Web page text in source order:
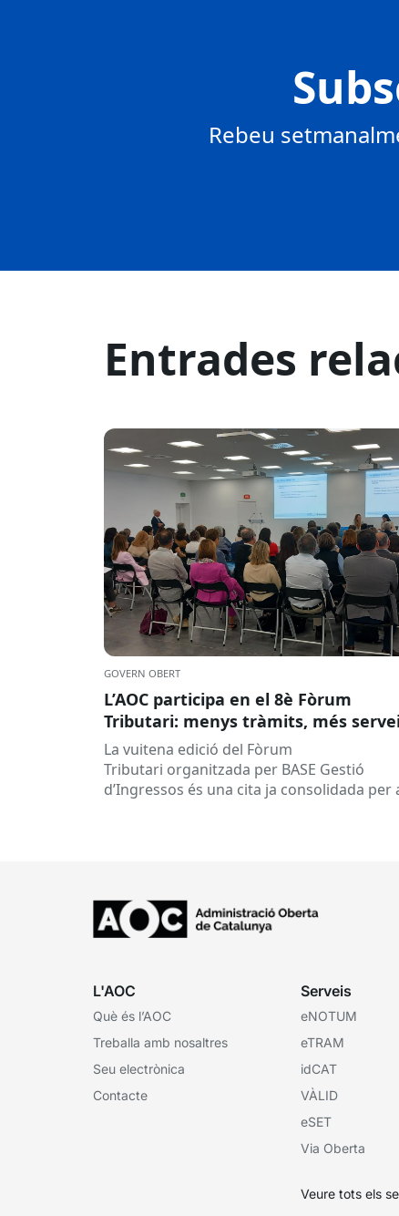
Rebeu
Entrades
GOVERN OBERT
L’AOC participa en el 8è Fòrum
Tributari: menys tràmits, més
la ciutadania
La vuitena edició del Fòrum
Tributari organitzada per BASE Gestió
d’Ingressos és una cita ja consolidada per
L'AOC
Què és l’AOC
Treballa amb nosaltres
Seu electrònica
Contacte
Serveis
eNOTUM
eTRAM
idCAT
VÀLID
eSET
Via Oberta
Veure tots els